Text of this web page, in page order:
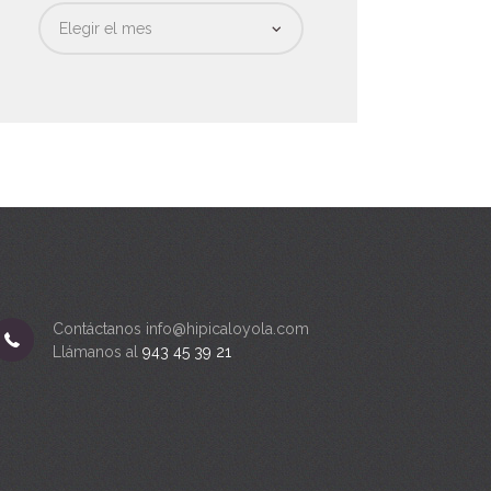
Contáctanos info@hipicaloyola.com
Llámanos al 943 45 39 21